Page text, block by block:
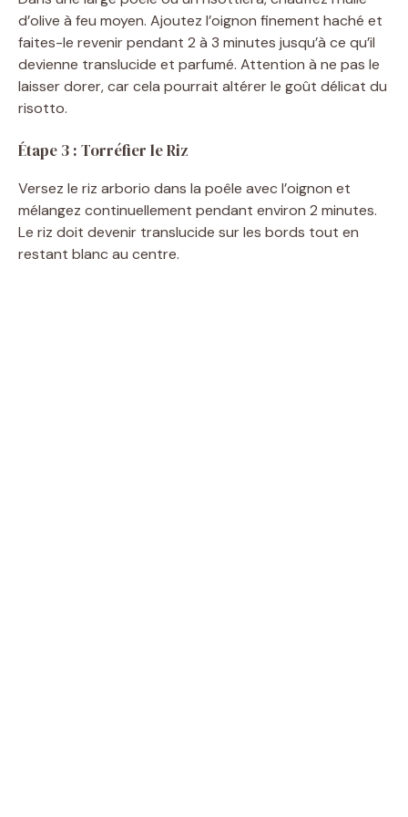
d’olive à feu moyen. Ajoutez l’oignon finement haché et
faites-le revenir pendant 2 à 3 minutes jusqu’à ce qu’il
devienne translucide et parfumé. Attention à ne pas le
laisser dorer, car cela pourrait altérer le goût délicat du
risotto.
Étape 3 : Torréfier le Riz
Versez le riz arborio dans la poêle avec l’oignon et
mélangez continuellement pendant environ 2 minutes.
Le riz doit devenir translucide sur les bords tout en
restant blanc au centre.